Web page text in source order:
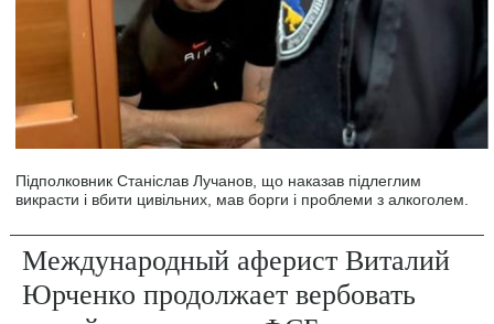
Підполковник Станіслав Лучанов, що наказав підлеглим
викрасти і вбити цивільних, мав борги і проблеми з алкоголем.
Международный аферист Виталий
Юрченко продолжает вербовать